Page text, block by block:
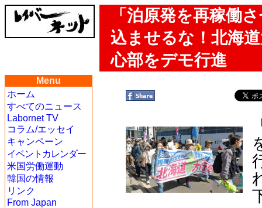
「泊原発を再稼働
込ませるな！北海
心部をデモ行進
Menu
ホーム
すべてのニュース
Labornet TV
コラム/エッセイ
キャンペーン
イベントカレンダー
米国労働運動
韓国の情報
リンク
From Japan